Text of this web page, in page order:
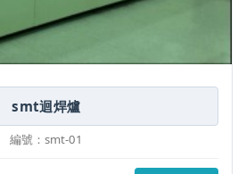
smt迴焊爐
編號：smt-01